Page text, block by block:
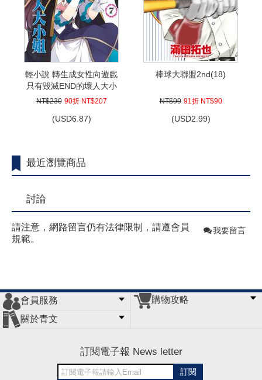
輕小說 轉生成女性向遊戲
只有毀滅END的壞人大小
姐(07)
NT$230 90折 NT$207
(USD6.87)
棒球大聯盟2nd(18)
NT$99 91折 NT$90
(USD2.99)
最近瀏覽商品
討論
請注意，網路留言仍有法律限制，請遵會員
規範。
我要留言
會員服務
會員辦法
客服信箱
隱私條款
網站導覽
購物攻略
關於青文
訂閱電子報 News letter
訂閱